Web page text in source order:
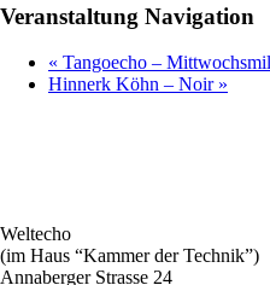
Veranstaltung Navigation
« Tangoecho –
Hinnerk Köhn – Noir »
Weltecho
(im Haus “Kammer der Technik”)
Annaberger Strasse 24